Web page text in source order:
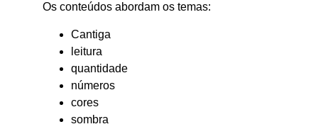
Os conteúdos abordam os temas:
Cantiga
leitura
quantidade
números
cores
sombra